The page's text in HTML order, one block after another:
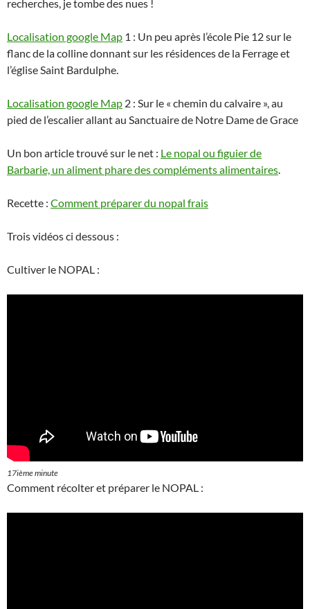
recherches, je tombe des nues !
Localisation google Map 1 : Un peu après l’école Pie 12 sur le
flanc de la colline donnant sur les résidences de la Ferrage et
l’église Saint Bardulphe.
Localisation google Map 2 : Sur le « chemin du calvaire », au
pied de l’escalier allant au Sanctuaire de Notre Dame de Grace
Un bon article trouvé sur le net : Le nopal ou figuier de
Barbarie, un aliment phare des compléments alimentaires
Recette : Comment préparer du nopal frais
Trois vidéos ci dessous :
Cultiver le NOPAL :
17ième minute
Comment récolter et préparer le NOPAL :